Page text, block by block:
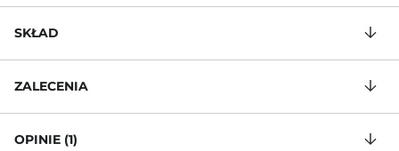
SKŁAD
ZALECENIA
OPINIE (1)